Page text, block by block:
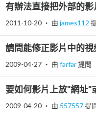
有辦法直接把外部的
2011-10-20 ‧ 由 james112
請問能修正影片中的
2009-04-27 ‧ 由 farfar提問
要如何影片上放"網址"
2009-04-20 ‧ 由 557557提